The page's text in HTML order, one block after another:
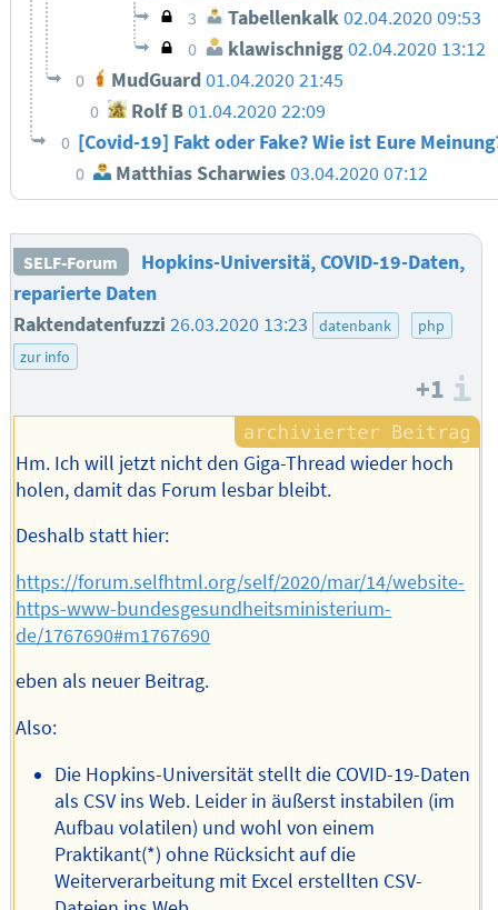
3 Tabellenkalk02.04.2020 09:53
0 klawischnigg02.04.2020 13:12
0 MudGuard 01.04.2020 21:45
0 Rolf B 01.04.2020 22:09
0 [Covid-19] Fakt oder Fake? Wie ist Eure
0 Matthias Scharwies 03.04.2020 07:12
SELF-Forum
Hopkins-Universitä, COVID-19-Daten,
reparierte Daten
Raktendatenfuzzi 26.03.2020 13:23 datenbank
php
zur info
+1
Hm. Ich will jetzt nicht den Giga-Thread wieder hoch
holen, damit das Forum lesbar bleibt.
Deshalb statt hier:
https://forum.selfhtml.org/self/2020/mar/14/website-
https-www-bundesgesundheitsministerium-
de/1767690#m1767690
eben als neuer Beitrag.
Also:
Die Hopkins-Universität stellt die COVID-19-Daten
als CSV ins Web. Leider in äußerst instabilen (im
Aufbau volatilen) und wohl von einem
Praktikant(*) ohne Rücksicht auf die
Weiterverarbeitung mit Excel erstellten CSV-